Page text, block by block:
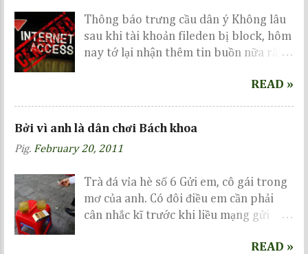
Thông báo trưng cầu dân ý Không lâu
sau khi tài khoản fileden bị block, hôm
nay tớ lại nhận thêm tin buồn nữa rằng
trên mediafire đã bị lock mà không hề
cố viết vài dòng mong mọi người cho ý
kiến...
READ »
Bởi vì anh là dân chơi Bách khoa
Pig. February 20, 2011
Trà đá vỉa hè số 6 Gửi em, cô gái trong
mơ của anh. Có đôi điều em cần phải
cân nhắc kĩ trước khi liều mạng gửi
READ »